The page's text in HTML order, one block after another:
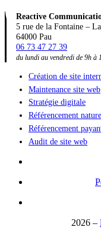
Reactive
5 rue de la Fontaine –
64000 Pau
06 73 47 27 39
du lundi au vendredi de 9h à
Création de site
Maintenance site web
Stratégie digitale
Référencement
Référencement
Audit de site web
2026 –